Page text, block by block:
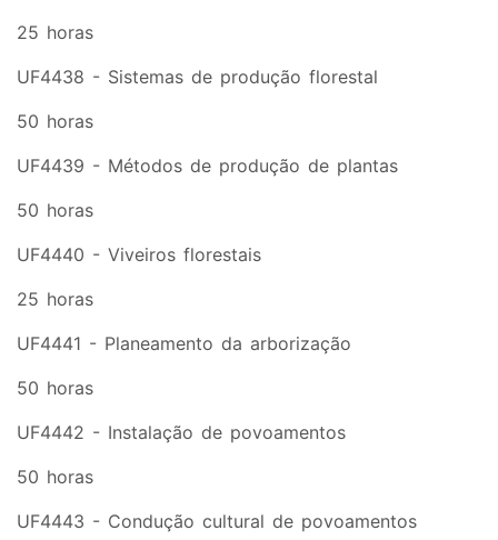
25 horas
UF4438 - Sistemas de produção florestal
50 horas
UF4439 - Métodos de produção de plantas
50 horas
UF4440 - Viveiros florestais
25 horas
UF4441 - Planeamento da arborização
50 horas
UF4442 - Instalação de povoamentos
50 horas
UF4443 - Condução cultural de povoamentos